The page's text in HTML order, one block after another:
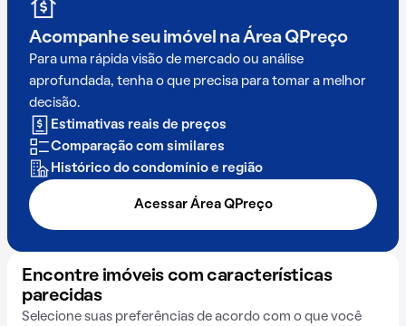
Acompanhe seu imóvel na Área QPreço
Para uma rápida visão de mercado ou análise
aprofundada, tenha o que precisa para tomar a melhor
decisão.
Estimativas reais de preços
Comparação com similares
Histórico do condomínio e região
Acessar Área QPreço
Encontre imóveis com características
parecidas
Selecione suas preferências de acordo com o que você